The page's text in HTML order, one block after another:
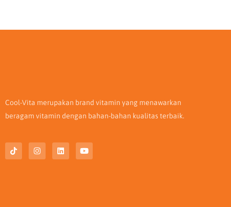
Cool-Vita merupakan brand vitamin yang menawarkan
beragam vitamin dengan bahan-bahan kualitas terbaik.
i
k
t
n
s
t
i
n
k
o
u
t